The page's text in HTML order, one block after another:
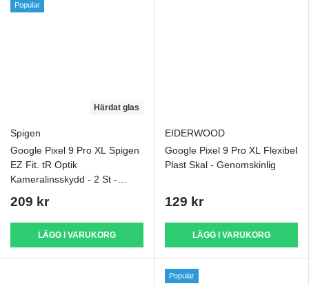
Popular
Härdat glas
Spigen
Google Pixel 9 Pro XL Spigen
EZ Fit. tR Optik
Kameralinsskydd - 2 St -
Genomskinlig
209 kr
LÄGG I VARUKORG
EIDERWOOD
Google Pixel 9 Pro XL Flexibel
Plast Skal - Genomskinlig
129 kr
LÄGG I VARUKORG
Popular